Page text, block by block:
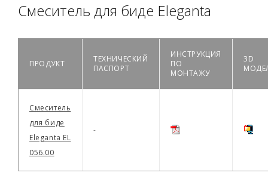
Смеситель для биде Eleganta
ПРОДУКТ
ТЕХНИЧЕСКИЙ
ПАСПОРТ
ИНСТРУКЦИЯ
ПО
МОНТАЖУ
3D
Смеситель
для биде
Eleganta EL
056.00
-